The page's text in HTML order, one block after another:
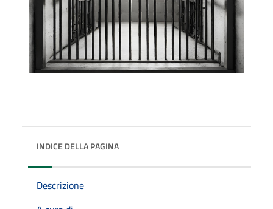
INDICE DELLA PAGINA
Descrizione